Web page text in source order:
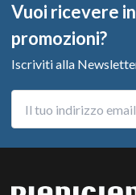
Vuoi ricevere
promozioni?
Iscriviti alla